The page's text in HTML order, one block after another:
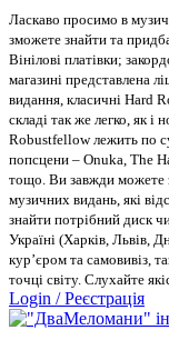
Ласкаво просимо в
зможете знайти та
Вінілові платівки;
магазині представлена
видання, класичні Hard
складі так же легко, як і
Robustfellow лежить по
попсцени – Onuka, The
тощо. Ви завжди можете
музичних видань, які
знайти потрібний диск
Україні (Харків, Львів,
кур’єром та самовивіз,
точці світу. Слухайте
Login /Реєстрація